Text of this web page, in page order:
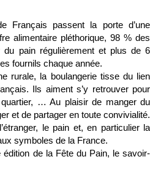
Français passent la porte d’une
alimentaire pléthorique, 98 % des
du pain régulièrement et plus de 6
fournils chaque année.
rurale, la boulangerie tisse du lien
Ils aiment s’y retrouver pour
… Au plaisir de manger du
et de partager en toute convivialité.
le pain et, en particulier la
symboles de la France.
de la Fête du Pain, le savoir-